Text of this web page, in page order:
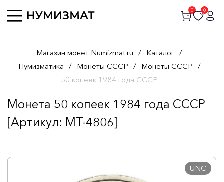
0 0
Магазин монет Numizmat.ru / Каталог /
Нумизматика / Монеты СССР / Монеты СССР /
50 копеек 1984 года СССР
Монета 50 копеек 1984 года СССР
[Артикул: MT-4806]
UNC